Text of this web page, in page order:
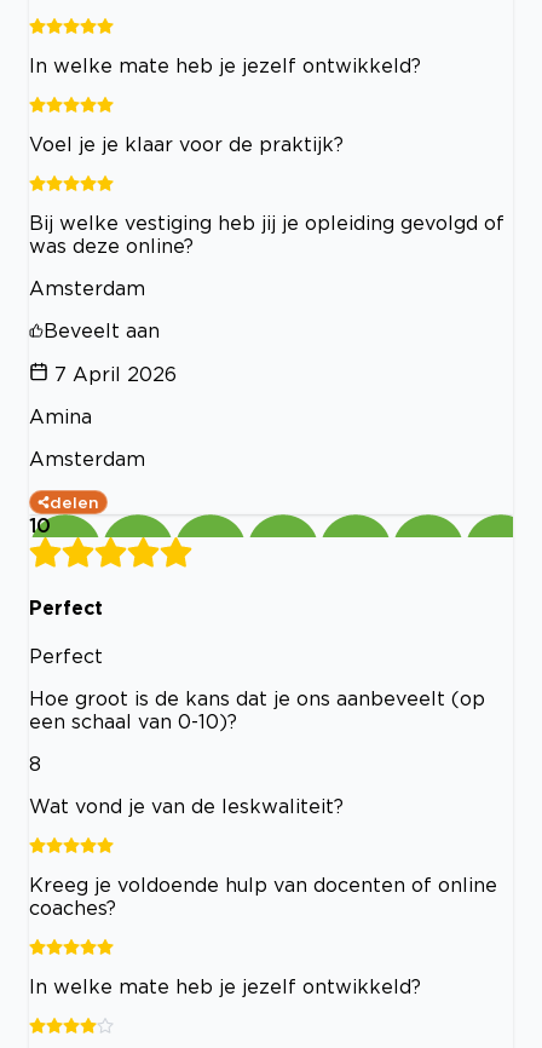
In welke mate heb je jezelf ontwikkeld?
Voel je je klaar voor de praktijk?
Bij welke vestiging heb jij je opleiding gevolgd of
was deze online?
Amsterdam
Beveelt aan
7 April 2026
Amina
Amsterdam
delen
10
Perfect
Perfect
Hoe groot is de kans dat je ons aanbeveelt (op
een schaal van 0-10)?
8
Wat vond je van de leskwaliteit?
Kreeg je voldoende hulp van docenten of online
coaches?
In welke mate heb je jezelf ontwikkeld?